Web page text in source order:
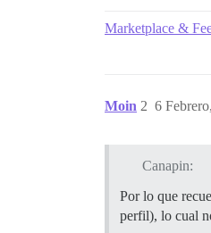
Marketplace &
Moin 6
2
Canapin:
Por lo que
perfil), lo cual